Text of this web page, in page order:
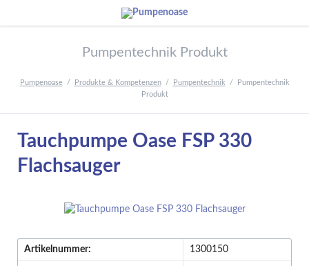
Pumpentechnik Produkt
Pumpenoase Produkte & Kompetenzen Pumpentechnik
Pumpentechnik
Produkt
Tauchpumpe Oase FSP 330
Flachsauger
Artikelnummer: 1300150